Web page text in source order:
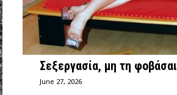
Σεξεργασία, μη τη φοβάσαι
June 27, 2026